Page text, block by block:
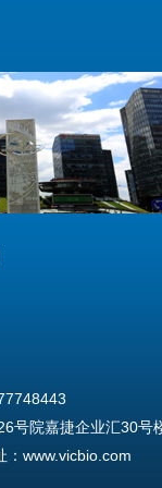
号院嘉捷企业汇30号
：www.vicbio.com